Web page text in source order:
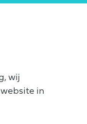
wij
in